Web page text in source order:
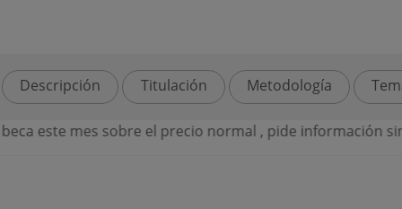
Descripción Titulación Metodología
mes sobre el precio normal , pide información sin